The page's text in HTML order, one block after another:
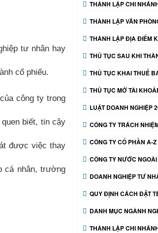
tư nhân hay
cổ phiếu.
công ty trong
biết, tin cậy
được việc thay
cá nhân, trường
THÀNH LẬP CHI
THÀNH LẬP VĂN
THÀNH LẬP ĐỊA ĐIỂM
THỦ TỤC SAU KHI
THỦ TỤC KHAI THUẾ
THỦ TỤC MỞ TÀI
LUẬT DOANH NGHIỆP
CÔNG TY TRÁCH
CÔNG TY CỔ PHẦN A-Z
CÔNG TY NƯỚC NGOÀI
DOANH NGHIỆP TƯ
QUY ĐỊNH CÁCH ĐẶT
DANH MỤC NGÀNH
THÀNH LẬP CHI